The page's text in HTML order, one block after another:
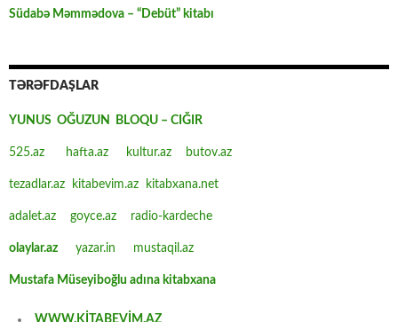
Südabə Məmmədova – “Debüt” kitabı
TƏRƏFDAŞLAR
YUNUS OĞUZUN BLOQU – CIĞIR
525.az hafta.az kultur.az butov.az
tezadlar.az kitabevim.az kitabxana.net
adalet.az goyce.az radio-kardeche
olaylar.az yazar.in mustaqil.az
Mustafa Müseyiboğlu adına kitabxana
WWW.KİTABEVİM.AZ